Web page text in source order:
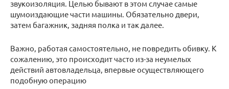
звукоизоляция. Целью бывают в этом случае самые
шумоиздающие части машины. Обязательно двери,
затем багажник, задняя полка и так далее.
Важно, работая самостоятельно, не повредить обивку. К
сожалению, это происходит часто из-за неумелых
действий автовладельца, впервые осуществляющего
подобную операцию